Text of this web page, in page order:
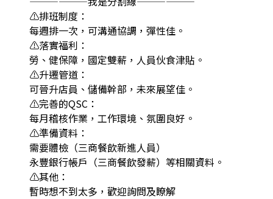
⚠️排班制度：
每週排一次，可溝通協調，彈性佳。
⚠️落實福利：
勞、健保障，國定雙薪，人員伙食津貼。
⚠️升遷管道：
可晉升店員、儲備幹部，未來展望佳。
⚠️完善的QSC：
每月稽核作業，工作環境、氛圍良好。
⚠️準備資料：
需要體檢（三商餐飲新進人員）
永豐銀行帳戶（三商餐飲發薪）等相關資料。
⚠️其他：
暫時想不到太多，歡迎詢問及瞭解